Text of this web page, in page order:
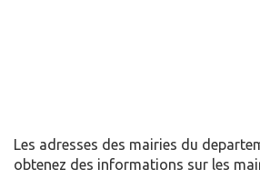
Les adresses des mairies du
obtenez des informations sur les